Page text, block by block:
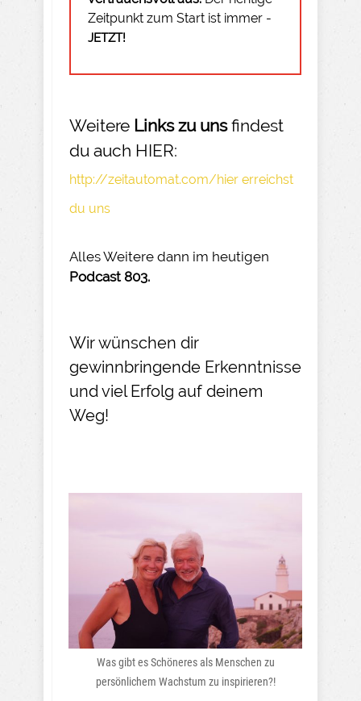
Zeitpunkt zum Start ist immer -
JETZT!
Weitere Links zu unsfindest
du auch HIER:
http://zeitautomat.com/hier erreichst
du uns
Alles Weitere dann im heutigen
Podcast 803.
Wir wünschen dir
gewinnbringende Erkenntnisse
und viel Erfolg auf deinem
Weg!
Was gibt es Schöneres als Menschen zu
persönlichem Wachstum zu inspirieren?!